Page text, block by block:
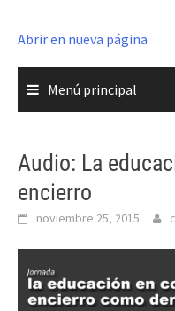
Abrir en nueva página
Menú principal
Audio: La
encierro
noviembre 25, 2015